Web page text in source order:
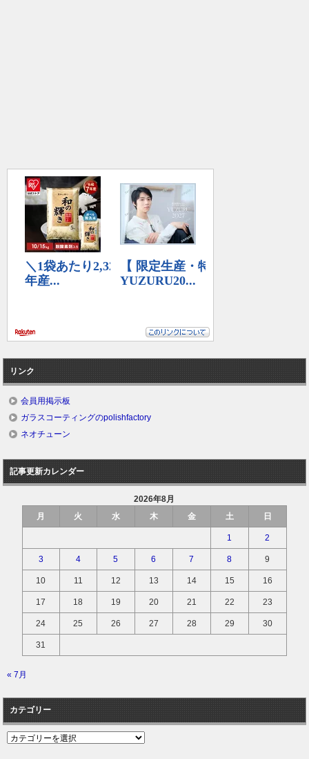
リンク
会員用掲示板
ガラスコーティングのpolishfactory
ネオチューン
記事更新カレンダー
2026年8月
月
火 水 木 金 土 日
1 2
3 4 5 6 7 8 9
10 11 12 13 14 15 16
17 18 19 20 21 22 23
24 25 26 27 28 29 30
31
« 7月
カテゴリー
カ